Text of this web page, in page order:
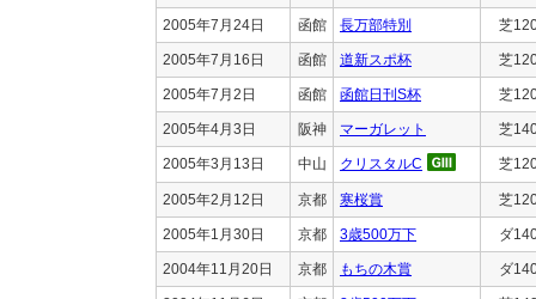
2005年7月24日 函館 長万部特別 芝
2005年7月16日 函館 道新スポ杯 芝
2005年7月2日 函館 函館日刊S杯 芝
2005年4月3日 阪神 マーガレット 芝
2005年3月13日 中山 クリスタルC 芝
2005年2月12日 京都 寒桜賞 芝
2005年1月30日 京都 3歳500万下 ダ
2004年11月20日 京都 もちの木賞 ダ